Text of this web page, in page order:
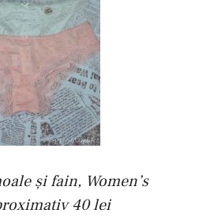
şi fain, Women’s
40 lei